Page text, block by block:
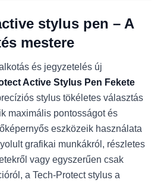
stylus pen – A
mestere
és jegyzetelés új
Active Stylus Pen Fekete
stylus tökéletes választás
maximális pontosságot és
eszközeik használata
grafikai munkákról, részletes
vagy egyszerűen csak
a Tech-Protect stylus a